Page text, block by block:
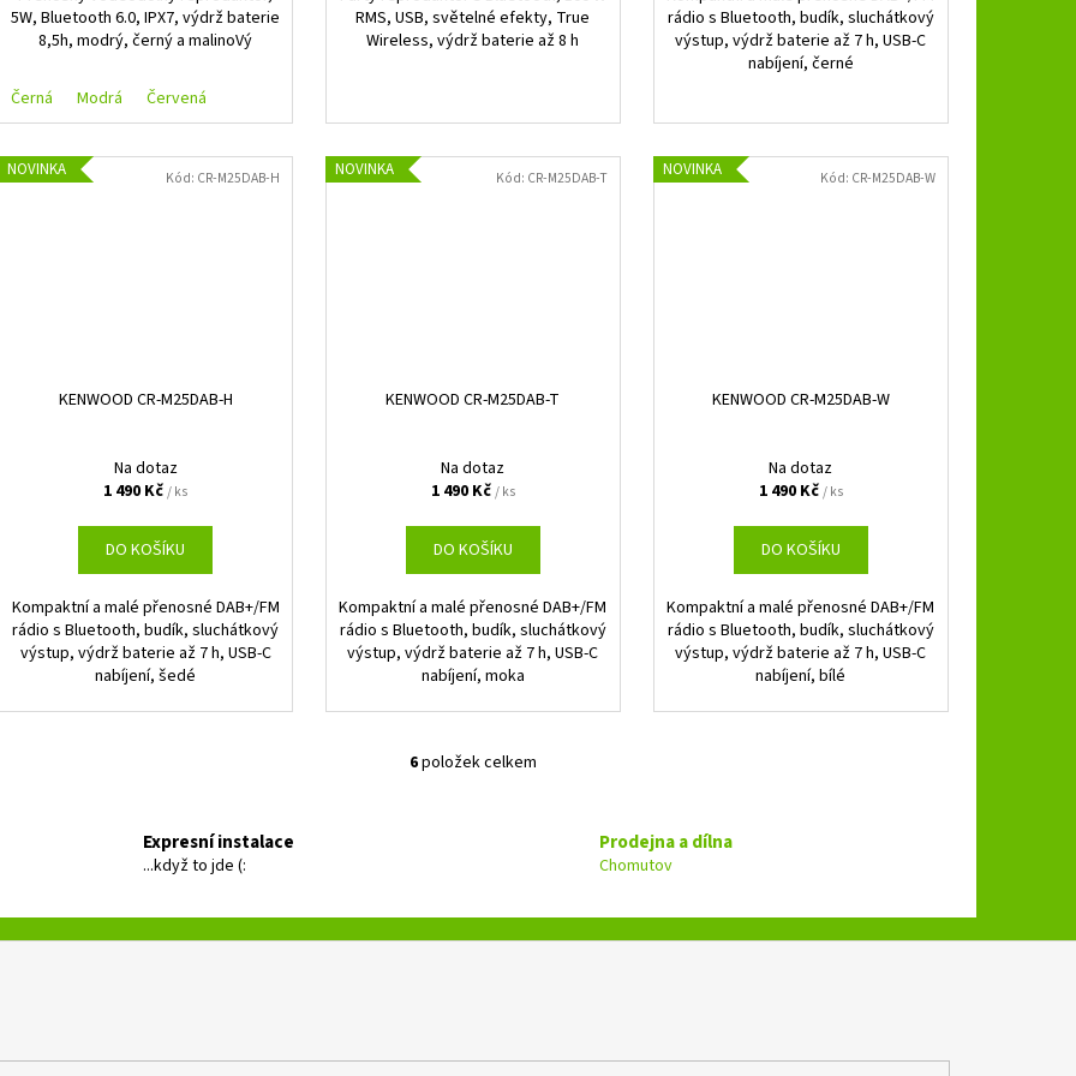
5W, Bluetooth 6.0, IPX7, výdrž baterie
8,5h, modrý, černý a malinoVý
Černá Modrá Červená
RMS, USB, světelné efekty, True
Wireless, výdrž baterie až 8 h
rádio s Bluetooth, budík, sluchátkový
výstup, výdrž baterie až 7 h, USB-C
nabíjení, černé
NOVINKA
KENWOOD CR-M25DAB-H
Na dotaz
1 490 Kč/ ks
DO KOŠÍKU
Kompaktní a malé přenosné DAB+/FM
rádio s Bluetooth, budík, sluchátkový
výstup, výdrž baterie až 7 h, USB-C
nabíjení, šedé
Kód: CR-M25DAB-H NOVINKA
KENWOOD CR-M25DAB-T
Na dotaz
1 490 Kč/ ks
DO KOŠÍKU
Kompaktní a malé přenosné DAB+/FM
rádio s Bluetooth, budík, sluchátkový
výstup, výdrž baterie až 7 h, USB-C
nabíjení, moka
Kód: CR-M25DAB-T NOVINKA
KENWOOD CR-M25DAB-W
Na dotaz
1 490 Kč/ ks
DO KOŠÍKU
Kompaktní a malé přenosné DAB+/FM
rádio s Bluetooth, budík, sluchátkový
výstup, výdrž baterie až 7 h, USB-C
nabíjení, bílé
Kód: CR-M25DAB-W
O
k
6položek celkem
Expresní instalace
...když to jde (:
Prodejna a dílna
Chomutov